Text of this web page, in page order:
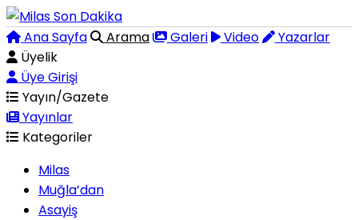
Ana Sayfa Arama Galeri Video
Yazarlar
Üyelik
Üye Girişi
Yayın/Gazete
Yayınlar
Kategoriler
Milas
Muğla’dan
Asayiş